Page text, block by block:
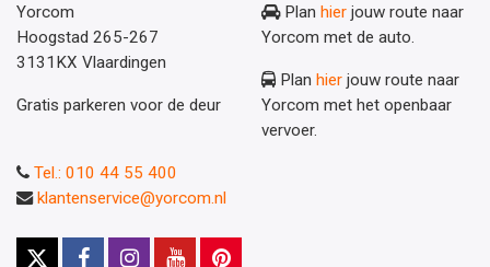
Yorcom
Hoogstad 265-267
3131KX Vlaardingen
Gratis parkeren voor de deur
Plan hier jouw route naar
Yorcom met de auto.
Plan hier jouw route naar
Yorcom met het openbaar
vervoer.
Tel.: 010 44 55 400
klantenservice@yorcom.nl